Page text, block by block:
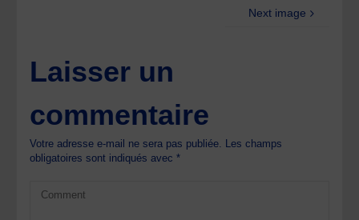
Next image
Laisser un
commentaire
Votre adresse e-mail ne sera pas publiée. Les champs
obligatoires sont indiqués avec*